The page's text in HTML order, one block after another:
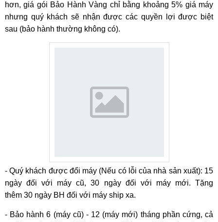
hơn, giá gói Bảo Hành Vàng chỉ bằng khoảng 5% giá máy
nhưng quý khách sẽ nhận được các quyền lợi được biệt
sau (bảo hành thường không có).
- Quý khách được đổi máy (Nếu có lỗi của nhà sản xuất): 15
ngày đối với máy cũ, 30 ngày đối với máy mới. Tặng
thêm 30 ngày BH đối với máy ship xa.
- Bảo hành 6 (máy cũ) - 12 (máy mới) tháng phần cứng, cả